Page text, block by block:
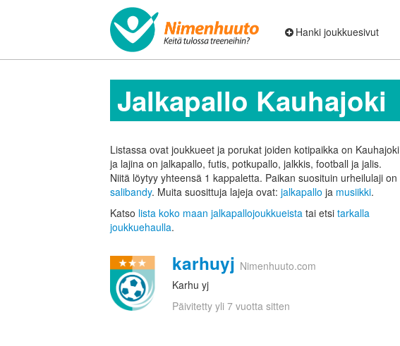
Hanki joukkuesivut
Jalkapallo Kauhajoki
Listassa ovat joukkueet ja porukat joiden kotipaikka on Kauhajoki
ja lajina on jalkapallo, futis, potkupallo, jalkkis, football ja jalis.
Niitä löytyy yhteensä 1 kappaletta. Paikan suosituin urheilulaji on
salibandy. Muita suosittuja lajeja ovat: jalkapallo ja musiikki.
Katso lista koko maan jalkapallojoukkueista tai etsi tarkalla
joukkuehaulla.
karhuyj Nimenhuuto.com
Karhu yj
Päivitetty yli 7 vuotta sitten